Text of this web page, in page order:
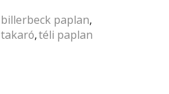
billerbeck paplan,
takaró,téli paplan